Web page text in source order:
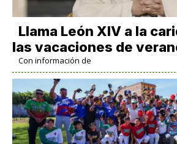
Llama León XIV a la
las vacaciones de
Con información de